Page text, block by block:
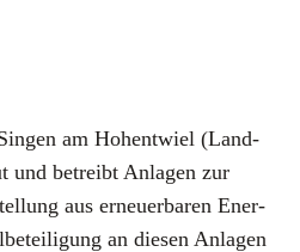
am Hoh­ent­wiel (Land­
und betreibt Anla­gen zur
aus erneu­er­ba­ren Ener­
an die­sen Anla­gen